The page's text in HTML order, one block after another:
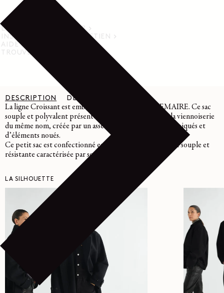
LIVRAISON ET RETOUR
INSTRUCTIONS D’ENTRETIEN
AIDE
TROUVER UN MAGASIN
DESCRIPTION DÉTAILS
La ligne Croissant est emblématique du vestiaire LEMAIRE. Ce sac
souple et polyvalent présente une courbe inspirée de la viennoiserie
du même nom, créée par un assemblage de panneaux surpiqués et
d’éléments noués.
Ce petit sac est confectionné en cuir grainé, une matière souple et
résistante caractérisée par son aspect texturé.
LA SILHOUETTE